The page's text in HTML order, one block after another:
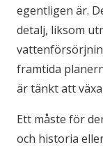
egentligen är.
detalj, liksom
framtida
är tänkt att
Ett måste för
och historia